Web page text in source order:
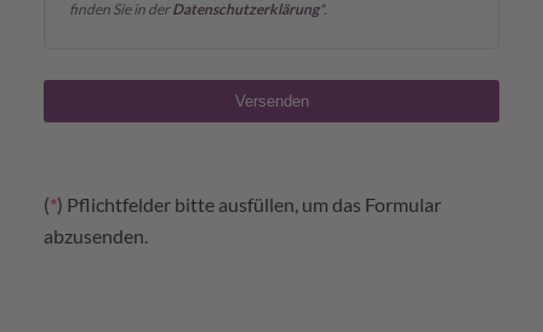
finden Sie in derDatenschutzerklärung*.
Versenden
(*) Pflichtfelder bitte ausfüllen, um das Formular
abzusenden.